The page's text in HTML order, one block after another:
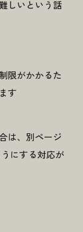
しいという話
限がかかるた
す
は、別ページ
にする対応が